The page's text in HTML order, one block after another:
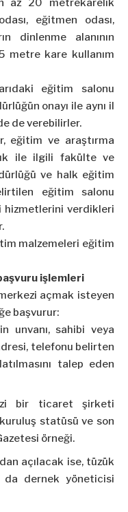
az 20 metrekarelik
eğitmen odası,
dinlenme alanının
metre kare kullanım
eğitim salonu
onayı ile aynı il
de verebilirler.
eğitim ve araştırma
ile ilgili fakülte ve
ve halk eğitim
eğitim salonu
hizmetlerini verdikleri
malzemeleri eğitim
işlemleri
açmak isteyen
başvurur:
unvanı, sahibi veya
telefonu belirten
talep eden
bir ticaret şirketi
statüsü ve son
örneği.
açılacak ise, tüzük
da dernek yöneticisi